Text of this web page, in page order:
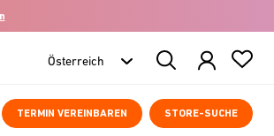
Search
Products
TERMIN VEREINBAREN STORE-SUCHE